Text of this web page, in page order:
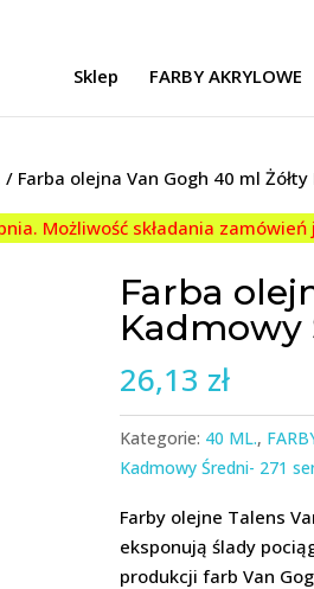
Sklep FARBY AKRYLOWE
/ Farba olejna Van Gogh 40 ml
Możliwość składania
Farba
Kadmowy
26,13 zł
Kategorie: 40 ML.,
Kadmowy Średni- 271
Farby olejne Talens
eksponują ślady
produkcji farb Van